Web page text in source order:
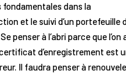
fondamentales dans la
et le suivi d’un portefeuille
penser à l’abri parce que l’on
d’enregistrement est
Il faudra penser à